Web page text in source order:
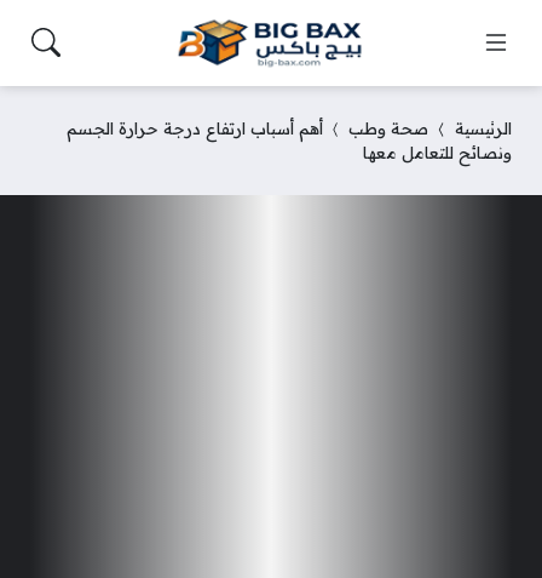
الرئيسية صحة وطب
أهم أسباب ارتفاع درجة حرارة الجسم
ونصائح للتعامل معها